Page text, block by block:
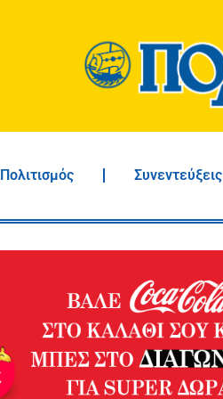
Πολιτισμός Συνεντεύξεις